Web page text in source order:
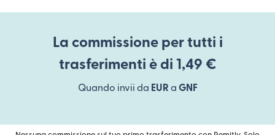
La commissione per tutti i
trasferimenti è di 1,49 €
Quando invii da EUR a GNF